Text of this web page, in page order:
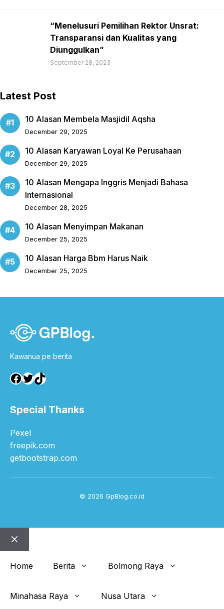
“Menelusuri Pemilihan Rektor Unsrat:
Transparansi dan Kualitas yang
Diunggulkan”
September 28, 2023
Latest Post
10 Alasan Membela Masjidil Aqsha
December 29, 2025
10 Alasan Karyawan Loyal Ke Perusahaan
December 29, 2025
10 Alasan Mengapa Inggris Menjadi Bahasa
Internasional
December 28, 2025
10 Alasan Menyimpan Makanan
December 25, 2025
10 Alasan Harga Bbm Harus Naik
December 25, 2025
Kawanua pe berita
Facebook
Twitter
TikTok
Special Thanks
Pexel
freepik.com
getbootstrap.com
© 2026 GpBlog.co.id
Close
Home
Berita Bolmong Raya
Minahasa Raya Nusa Utara